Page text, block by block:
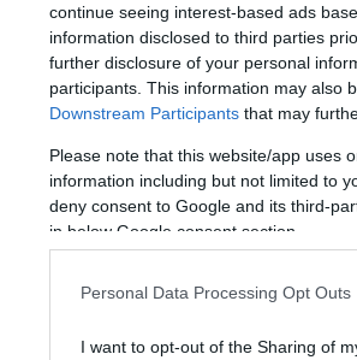
continue seeing interest-based ads
information disclosed to third parties
further disclosure of your personal
participants. This information may also
Downstream Participants that may
Please note that this website/app uses
information including but not limited to
deny consent to Google and its third-
in below Google consent section.
Personal Data Processing Opt Outs
I want to opt-out of the Sharing of